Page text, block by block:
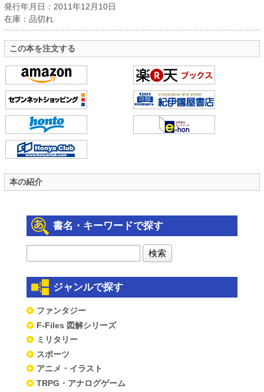
発行年月日：2011年12月10日
在庫：品切れ
この本を注文する
本の紹介
書名・キーワードで探す
ジャンルで探す
ファンタジー
F-Files 図解シリーズ
ミリタリー
スポーツ
アニメ・イラスト
TRPG・アナログゲーム